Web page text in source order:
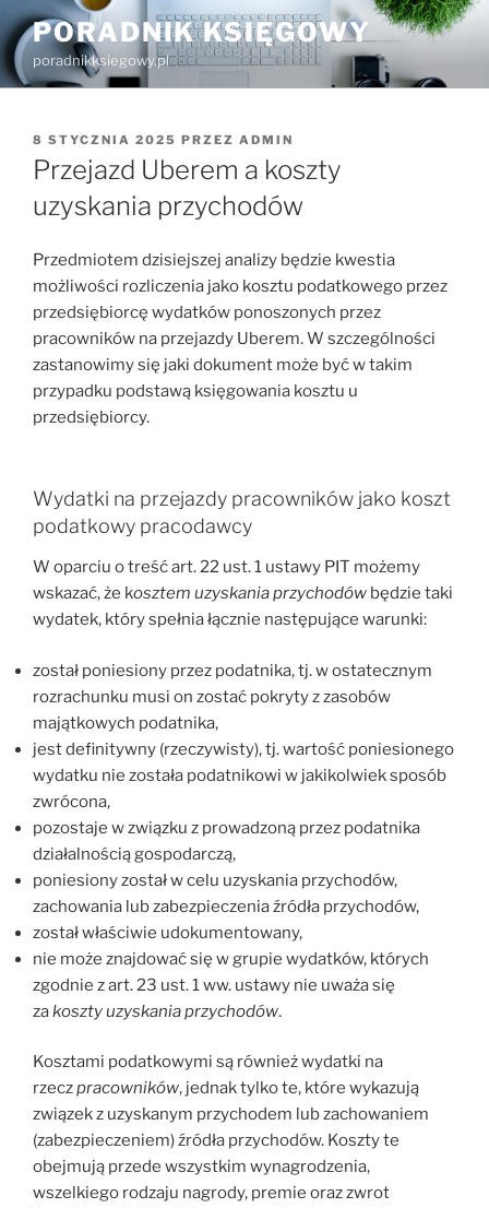
Przejdź
do
treści
PORADNIK KSIĘGOWY
poradnikksiegowy.pl
OPUBLIKOWANE
W
8 STYCZNIA 2025 PRZEZ ADMIN
Przejazd Uberem a koszty
uzyskania przychodów
Przedmiotem dzisiejszej analizy będzie kwestia
możliwości rozliczenia jako kosztu podatkowego przez
przedsiębiorcę wydatków ponoszonych przez
pracowników na przejazdy Uberem. W szczególności
zastanowimy się jaki dokument może być w takim
przypadku podstawą księgowania kosztu u
przedsiębiorcy.
Wydatki na przejazdy pracowników jako koszt
podatkowy pracodawcy
W oparciu o treść art. 22 ust. 1 ustawy PIT możemy
wskazać, że kosztem uzyskania przychodów będzie taki
wydatek, który spełnia łącznie następujące warunki:
został poniesiony przez podatnika, tj. w ostatecznym
rozrachunku musi on zostać pokryty z zasobów
majątkowych podatnika,
jest definitywny (rzeczywisty), tj. wartość poniesionego
wydatku nie została podatnikowi w jakikolwiek sposób
zwrócona,
pozostaje w związku z prowadzoną przez podatnika
działalnością gospodarczą,
poniesiony został w celu uzyskania przychodów,
zachowania lub zabezpieczenia źródła przychodów,
został właściwie udokumentowany,
nie może znajdować się w grupie wydatków, których
zgodnie z art. 23 ust. 1 ww. ustawy nie uważa się
zakoszty uzyskania przychodów.
Kosztami podatkowymi są również wydatki na
rzeczpracowników, jednak tylko te, które wykazują
związek z uzyskanym przychodem lub zachowaniem
(zabezpieczeniem) źródła przychodów. Koszty te
obejmują przede wszystkim wynagrodzenia,
wszelkiego rodzaju nagrody, premie oraz zwrot